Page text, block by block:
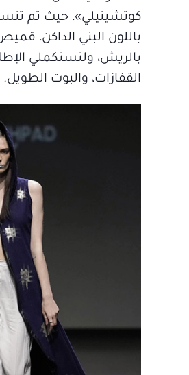
كوتشينيلي»، حيث تم
باللون البني
بالريش، ولتستكملي
القفازات، والبوت الطويل.